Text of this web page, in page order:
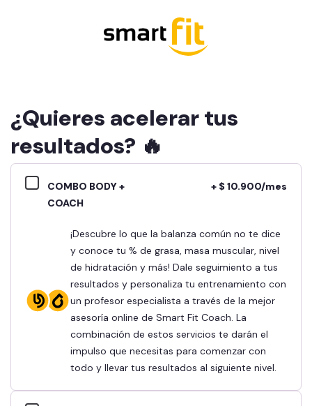
¿Quieres acelerar tus
resultados? 🔥
COMBO BODY +
COACH
+ $ 10.900/mes
¡Descubre lo que la balanza común no te dice
y conoce tu % de grasa, masa muscular, nivel
de hidratación y más! Dale seguimiento a tus
resultados y personaliza tu entrenamiento con
un profesor especialista a través de la mejor
asesoría online de Smart Fit Coach. La
combinación de estos servicios te darán el
impulso que necesitas para comenzar con
todo y llevar tus resultados al siguiente nivel.